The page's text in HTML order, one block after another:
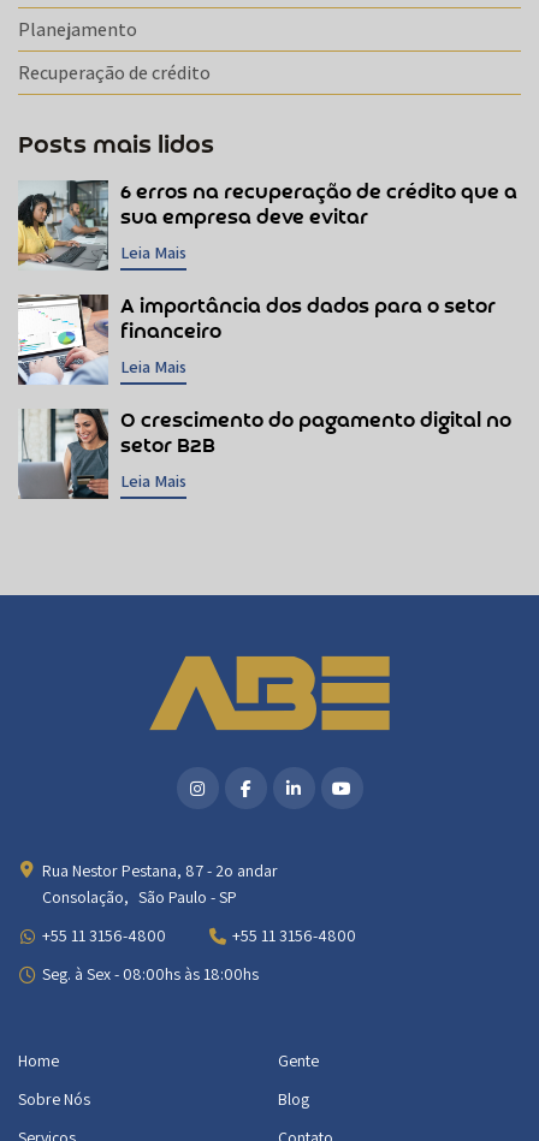
Planejamento
Recuperação de crédito
Posts mais lidos
6 erros na recuperação de crédito que a
sua empresa deve evitar
Leia Mais
A importância dos dados para o setor
financeiro
Leia Mais
O crescimento do pagamento digital no
setor B2B
Leia Mais
Rua Nestor Pestana, 87 - 2o andar
Consolação, São Paulo - SP
+55 11 3156-4800
+55 11 3156-4800
Seg. à Sex - 08:00hs às 18:00hs
Home
Sobre Nós
Gente
Blog